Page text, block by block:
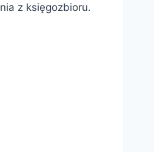
z księgozbioru.